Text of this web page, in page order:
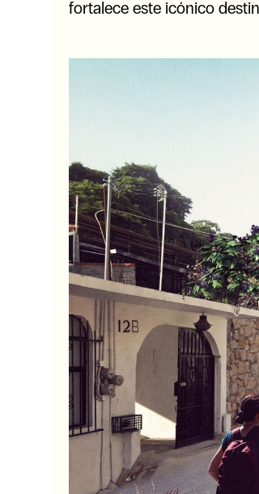
fortalece este icónico